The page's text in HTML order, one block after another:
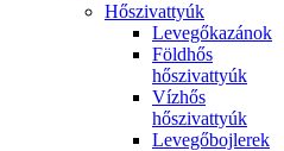
Hőszivattyúk
Levegőkazánok
Földhős
hőszivattyúk
Vízhős
hőszivattyúk
Levegőbojlerek